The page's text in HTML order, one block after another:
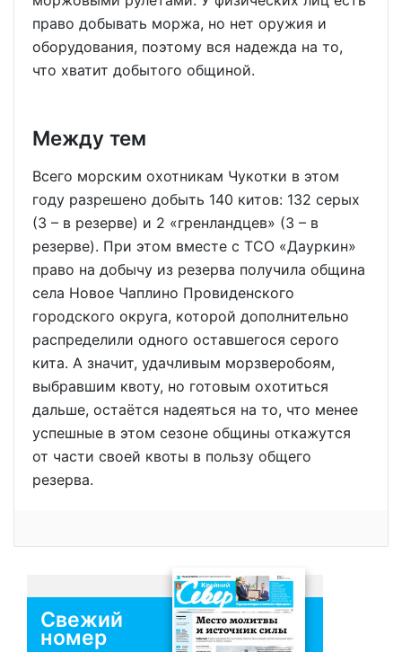
право добывать моржа, но нет оружия и
оборудования, поэтому вся надежда на то,
что хватит добытого общиной.
Между тем
Всего морским охотникам Чукотки в этом
году разрешено добыть 140 китов: 132 серых
(3 – в резерве) и 2 «гренландцев» (3 – в
резерве). При этом вместе с ТСО «Дауркин»
право на добычу из резерва получила община
села Новое Чаплино Провиденского
городского округа, которой дополнительно
распределили одного оставшегося серого
кита. А значит, удачливым морзверобоям,
выбравшим квоту, но готовым охотиться
дальше, остаётся надеяться на то, что менее
успешные в этом сезоне общины откажутся
от части своей квоты в пользу общего
резерва.
Свежий
номер